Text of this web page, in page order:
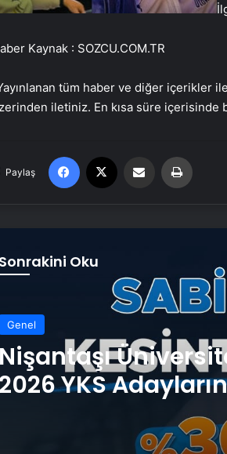
Kaynak : SOZCU.COM.TR
tüm haber ve diğer içerikler
iletiniz. En kısa süre içerisinde
Paylaş
Facebook Email'den paylaş
Sonrakini Oku
Genel
Nişantaşı
2026 YKS
Güvence: Sabit
Kesintisiz Burs